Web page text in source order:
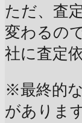
ただ、査
変わるの
社に査定
※最終的
がありま